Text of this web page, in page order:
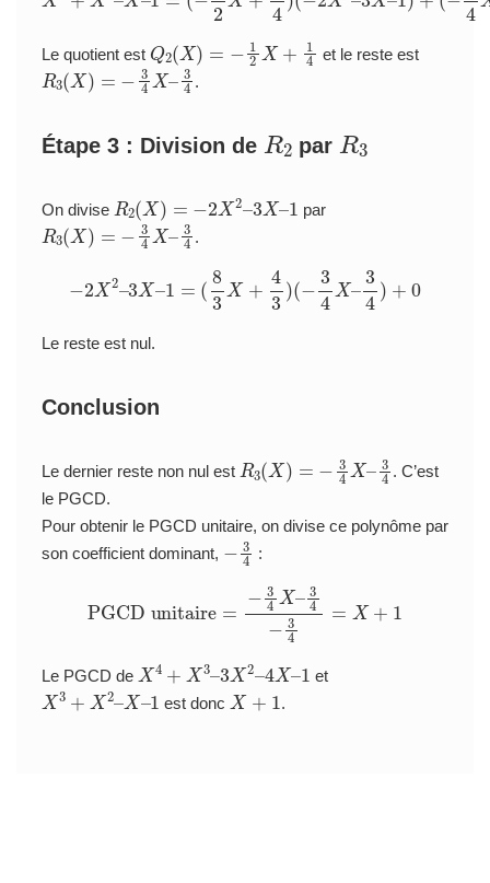
Le quotient est Q 2( X) X +1 et le reste est
R3(X) X –3 4 .
Étape 3 : Division de
R
2
par
R
3
On divise R2( X) X2–3 X–1 par
R3( X) 4X –3 4 .
8 3 4X 4)
Le reste est nul.
Conclusion
Le dernier reste non nul est R3( X)= X –3 4
. C’est
le PGCD.
Pour obtenir le PGCD unitaire, on divise ce polynôme par
son coefficient dominant,
3 :
4X –3 4−
Le PGCD de X4 3–3 X 2– X–1 et
X3+ 2–X –1 est donc X+ .